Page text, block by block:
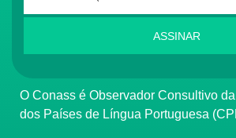
ASSINAR
O Conass é Observador Consultivo da Comunidade
dos Países de Língua Portuguesa